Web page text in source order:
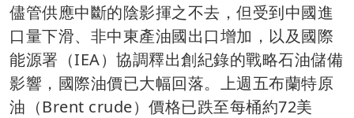
儘管供應中斷的陰影揮之不去，但受到中國進
口量下滑、非中東產油國出口增加，以及國際
能源署（IEA）協調釋出創紀錄的戰略石油儲備
影響，國際油價已大幅回落。上週五布蘭特原
油（Brent crude）價格已跌至每桶約72美